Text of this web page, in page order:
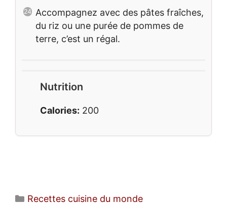
Accompagnez avec des pâtes fraîches,
du riz ou une purée de pommes de
terre, c’est un régal.
Nutrition
Calories: 200
Catégories
Recettes cuisine du monde